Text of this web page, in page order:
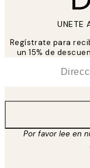
UNETE
Regístrate para
un 15% de
Por favor lee en